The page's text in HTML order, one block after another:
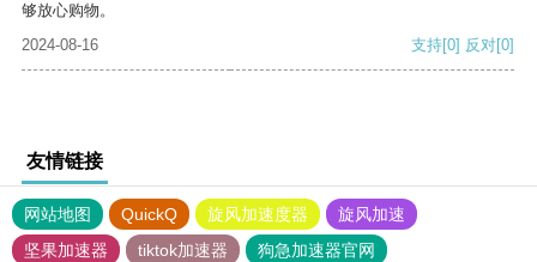
够放心购物。
2024-08-16
支持[0] 反对[0]
友情链接
网站地图 QuickQ 旋风加速度器
旋风加速
坚果加速器
tiktok加速器
狗急加速器官网